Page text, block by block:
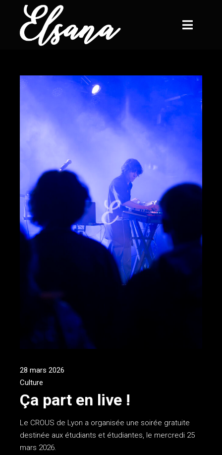
28 mars 2026
Culture
Ça part en live !
Le CROUS de Lyon a organisée une soirée gratuite
destinée aux étudiants et étudiantes, le mercredi 25
mars 2026.